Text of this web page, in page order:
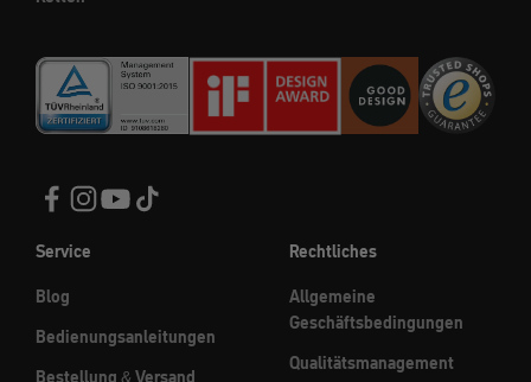
Service
Blog
Bedienungsanleitungen
Rechtliches
Allgemeine
Geschäftsbedingungen
Qualitätsmanagement